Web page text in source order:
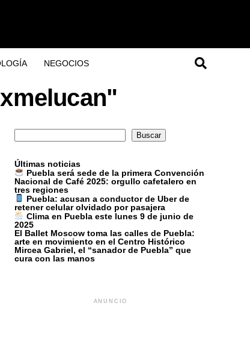
NEGOCIOS
Buscar Buscar
Últimas noticias
Puebla será sede de la primera Convención
Nacional de Café 2025: orgullo cafetalero en
tres regiones
Puebla: acusan a conductor de Uber de
retener celular olvidado por pasajera
Clima en Puebla este lunes 9 de junio de
2025
El Ballet Moscow toma las calles de Puebla:
arte en movimiento en el Centro Histórico
Mircea Gabriel, el “sanador de Puebla” que
cura con las manos
ANUNCIO